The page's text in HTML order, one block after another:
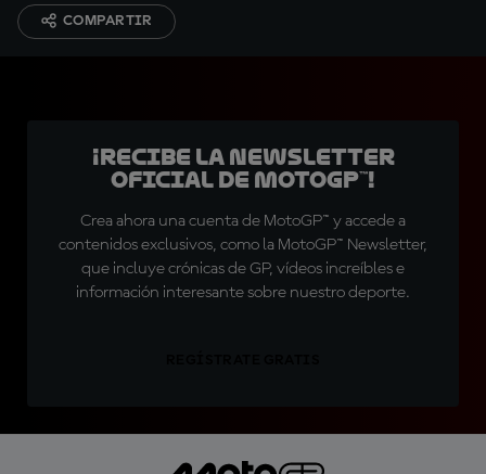
COMPARTIR
¡Recibe la Newsletter
oficial de MotoGP™!
Crea ahora una cuenta de MotoGP™ y accede a
contenidos exclusivos, como la MotoGP™ Newsletter,
que incluye crónicas de GP, vídeos increíbles e
información interesante sobre nuestro deporte.